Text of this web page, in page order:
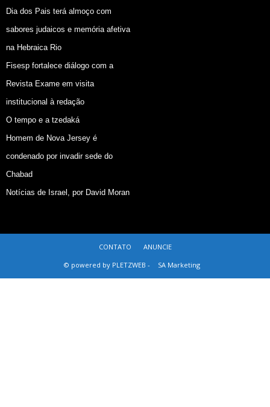
Dia dos Pais terá almoço com
sabores judaicos e memória afetiva
na Hebraica Rio
Fisesp fortalece diálogo com a
Revista Exame em visita
institucional à redação
O tempo e a tzedaká
Homem de Nova Jersey é
condenado por invadir sede do
Chabad
Notícias de Israel, por David Moran
CONTATO
ANUNCIE
© powered by PLETZWEB -
SA Marketing